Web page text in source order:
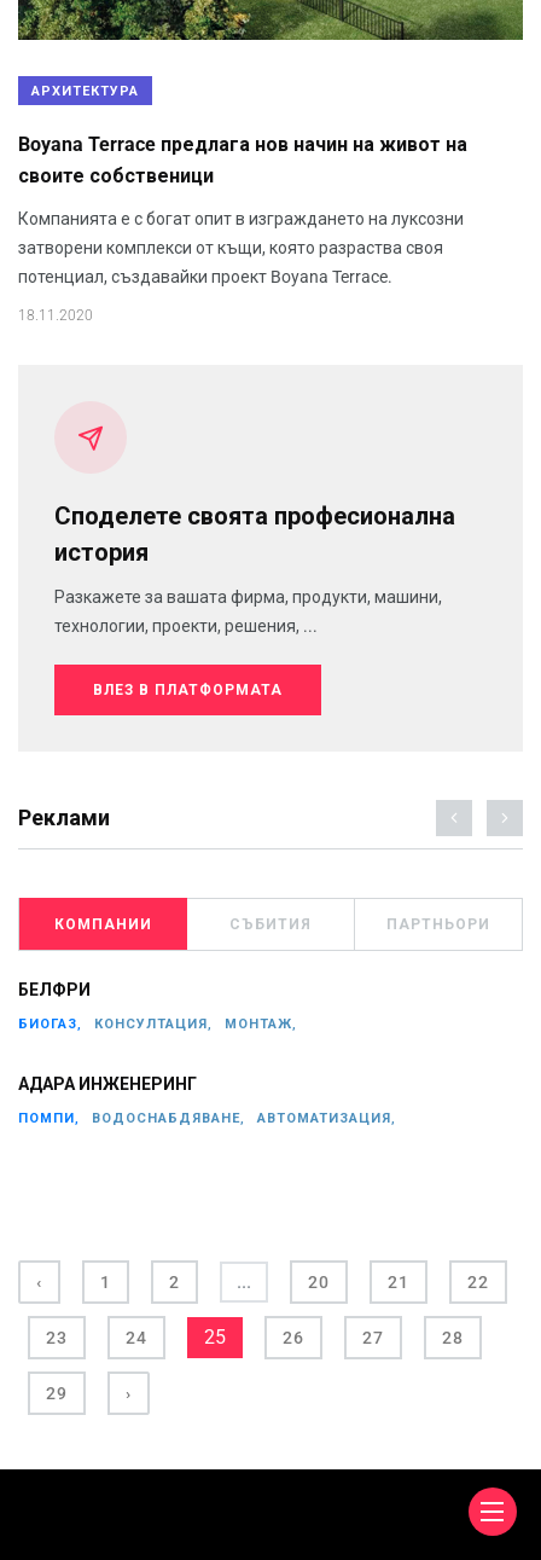
АРХИТЕКТУРА
Boyana Terrace предлага нов начин на живот на
своите собственици
Компанията е с богат опит в изграждането на луксозни
затворени комплекси от къщи, която разраства своя
потенциал, създавайки проект Boyana Terrace.
18.11.2020
Споделете своята професионална
история
Разкажете за вашата фирма, продукти, машини,
технологии, проекти, решения, ...
ВЛЕЗ В ПЛАТФОРМАТА
Реклами
КОМПАНИИ СЪБИТИЯ ПАРТНЬОРИ
БЕЛФРИ
БИОГАЗ, КОНСУЛТАЦИЯ, МОНТАЖ,
АДАРА ИНЖЕНЕРИНГ
ПОМПИ, ВОДОСНАБДЯВАНЕ, АВТОМАТИЗАЦИЯ,
‹ 1 2 ... 20 21 22
23 24 25 26 27 28
29 ›